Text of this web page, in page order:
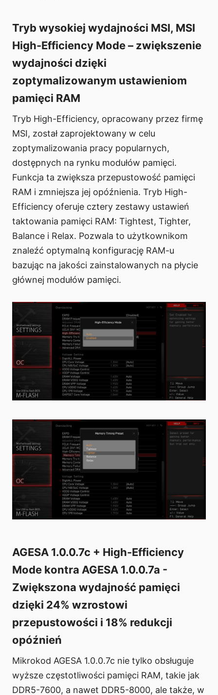
Tryb wysokiej wydajności MSI, MSI
High-Efficiency Mode – zwiększenie
wydajności dzięki
zoptymalizowanym ustawieniom
pamięci RAM
Tryb High-Efficiency, opracowany przez firmę
MSI, został zaprojektowany w celu
zoptymalizowania pracy popularnych,
dostępnych na rynku modułów pamięci.
Funkcja ta zwiększa przepustowość pamięci
RAM i zmniejsza jej opóźnienia. Tryb High-
Efficiency oferuje cztery zestawy ustawień
taktowania pamięci RAM: Tightest, Tighter,
Balance i Relax. Pozwala to użytkownikom
znaleźć optymalną konfigurację RAM-u
bazując na jakości zainstalowanych na płycie
głównej modułów pamięci.
AGESA 1.0.0.7c + High-Efficiency
Mode kontra AGESA 1.0.0.7a -
Zwiększona wydajność pamięci
dzięki 24% wzrostowi
przepustowości i 18% redukcji
opóźnień
Mikrokod AGESA 1.0.0.7c nie tylko obsługuje
wyższe częstotliwości pamięci RAM, takie jak
DDR5-7600, a nawet DDR5-8000, ale także, w